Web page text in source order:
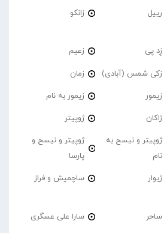
رییل زانکو
زِد پی زعیم
زکی شمس (آبادی) زمان
زیمور زیمور به نام
ژاکان ژوپیتر
ژوپیتر و نیسح به
نام
ژوپیتر و نیسح و
پارسا
ژیوار ساچمیش و فراز
ساحر سارا علی عسگری